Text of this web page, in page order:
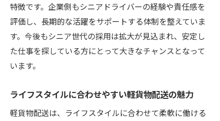
特徴です。企業側もシニアドライバーの経験や責任感を
評価し、長期的な活躍をサポートする体制を整えていま
す。今後もシニア世代の採用は拡大が見込まれ、安定し
た仕事を探している方にとって大きなチャンスとなって
います。
ライフスタイルに合わせやすい軽貨物配送の魅力
軽貨物配送は、ライフスタイルに合わせて柔軟に働ける